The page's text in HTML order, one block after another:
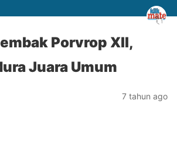
Porvrop XII,
Juara Umum
7 tahun ago